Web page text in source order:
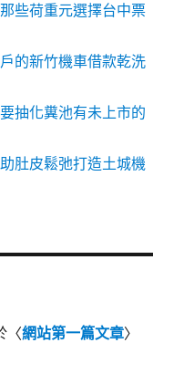
些荷重元選擇台中票
的新竹機車借款乾洗
抽化糞池有未上市的
肚皮鬆弛打造土城機
〈網站第一篇文章〉